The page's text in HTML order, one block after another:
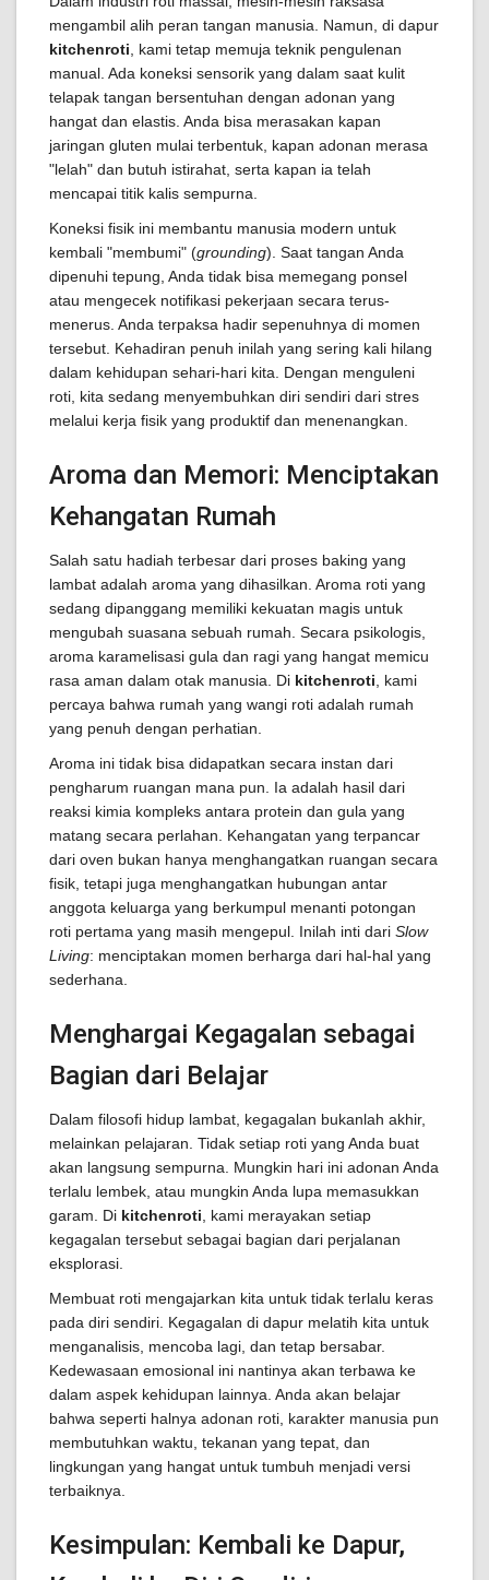
mengambil alih peran tangan manusia. Namun, di dapur
kitchenroti , kami tetap memuja teknik pengulenan
manual. Ada koneksi sensorik yang dalam saat kulit
telapak tangan bersentuhan dengan adonan yang
hangat dan elastis. Anda bisa merasakan kapan
jaringan gluten mulai terbentuk, kapan adonan merasa
"lelah" dan butuh istirahat, serta kapan ia telah
mencapai titik kalis sempurna.
Koneksi fisik ini membantu manusia modern untuk
kembali "membumi" (grounding). Saat tangan Anda
dipenuhi tepung, Anda tidak bisa memegang ponsel
atau mengecek notifikasi pekerjaan secara terus-
menerus. Anda terpaksa hadir sepenuhnya di momen
tersebut. Kehadiran penuh inilah yang sering kali hilang
dalam kehidupan sehari-hari kita. Dengan menguleni
roti, kita sedang menyembuhkan diri sendiri dari stres
melalui kerja fisik yang produktif dan menenangkan.
Aroma dan Memori: Menciptakan
Kehangatan Rumah
Salah satu hadiah terbesar dari proses baking yang
lambat adalah aroma yang dihasilkan. Aroma roti yang
sedang dipanggang memiliki kekuatan magis untuk
mengubah suasana sebuah rumah. Secara psikologis,
aroma karamelisasi gula dan ragi yang hangat memicu
rasa aman dalam otak manusia. Di kitchenroti , kami
percaya bahwa rumah yang wangi roti adalah rumah
yang penuh dengan perhatian.
Aroma ini tidak bisa didapatkan secara instan dari
pengharum ruangan mana pun. Ia adalah hasil dari
reaksi kimia kompleks antara protein dan gula yang
matang secara perlahan. Kehangatan yang terpancar
dari oven bukan hanya menghangatkan ruangan secara
fisik, tetapi juga menghangatkan hubungan antar
anggota keluarga yang berkumpul menanti potongan
roti pertama yang masih mengepul. Inilah inti dari Slow
Living: menciptakan momen berharga dari hal-hal yang
sederhana.
Menghargai Kegagalan sebagai
Bagian dari Belajar
Dalam filosofi hidup lambat, kegagalan bukanlah akhir,
melainkan pelajaran. Tidak setiap roti yang Anda buat
akan langsung sempurna. Mungkin hari ini adonan Anda
terlalu lembek, atau mungkin Anda lupa memasukkan
garam. Di kitchenroti , kami merayakan setiap
kegagalan tersebut sebagai bagian dari perjalanan
eksplorasi.
Membuat roti mengajarkan kita untuk tidak terlalu keras
pada diri sendiri. Kegagalan di dapur melatih kita untuk
menganalisis, mencoba lagi, dan tetap bersabar.
Kedewasaan emosional ini nantinya akan terbawa ke
dalam aspek kehidupan lainnya. Anda akan belajar
bahwa seperti halnya adonan roti, karakter manusia pun
membutuhkan waktu, tekanan yang tepat, dan
lingkungan yang hangat untuk tumbuh menjadi versi
terbaiknya.
Kesimpulan: Kembali ke Dapur,